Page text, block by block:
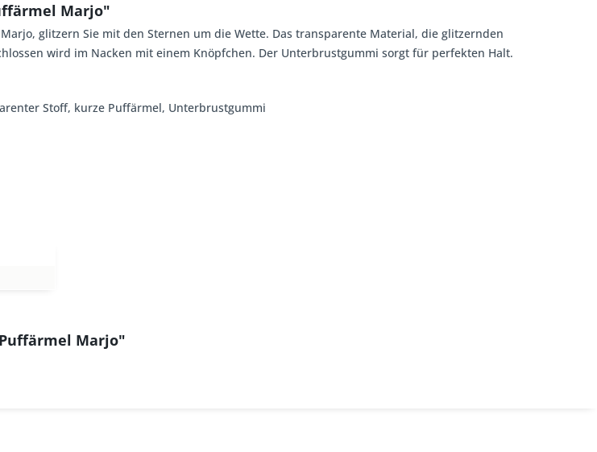
Marjo"
glitzern Sie mit den Sternen um die Wette. Das transparente Material, die glitzernden
wird im Nacken mit einem Knöpfchen. Der Unterbrustgummi sorgt für perfekten Halt.
Stoff, kurze Puffärmel, Unterbrustgummi
Marjo"